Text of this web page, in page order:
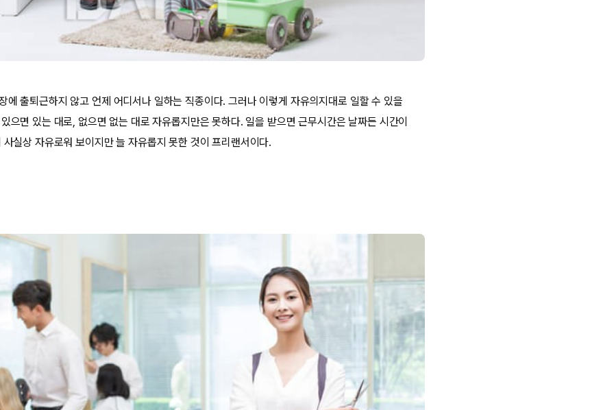
에 출퇴근하지 않고 언제 어디서나 일하는 직종이다. 그러나 이렇게 자유의지대로 일할 수 있을
으면 있는 대로, 없으면 없는 대로 자유롭지만은 못하다. 일을 받으면 근무시간은 날짜든 시간이
실상 자유로워 보이지만 늘 자유롭지 못한 것이 프리랜서이다.